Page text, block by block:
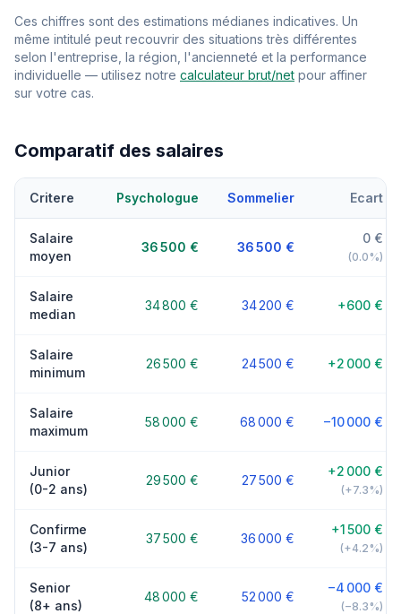
Ces chiffres sont des estimations médianes indicatives. Un
même intitulé peut recouvrir des situations très différentes
selon l'entreprise, la région, l'ancienneté et la performance
individuelle — utilisez notre calculateur brut/net pour affiner
sur votre cas.
Comparatif des salaires
Critere Psychologue Sommelier Ecart
Salaire
moyen
36 500 € 36 500 €
0 €
(0.0%)
Salaire
median
34 800 € 34 200 € +600 €
Salaire
minimum
26 500 € 24 500 € +2 000 €
Salaire
maximum
58 000 € 68 000 € −10 000 €
Junior
(0-2 ans)
29 500 € 27 500 €
+2 000 €
(+7.3%)
Confirme
(3-7 ans)
37 500 € 36 000 €
+1 500 €
(+4.2%)
Senior
(8+ ans)
48 000 € 52 000 €
−4 000 €
(−8.3%)